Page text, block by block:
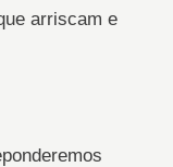
arriscam e